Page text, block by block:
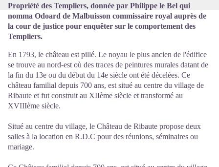
Propriété des Templiers, donnée par Philippe le Bel qui
nomma Odoard de Malbuisson commissaire royal auprès de
la cour de justice pour enquêter sur le comportement des
Templiers.
En 1793, le château est pillé. Le noyau le plus ancien de l'édifice
se trouve au nord-est où des traces de peintures murales datant de
la fin du 13e ou du début du 14e siècle ont été décelées. Ce
château familial depuis 700 ans, est situé au centre du village de
Ribaute et fut construit au XIIème siècle et transformé au
XVIIIème siècle.
Situé au centre du village, le Château de Ribaute propose deux
salles à la location en R.D.C pour des réunions, séminaires ou
mariage.